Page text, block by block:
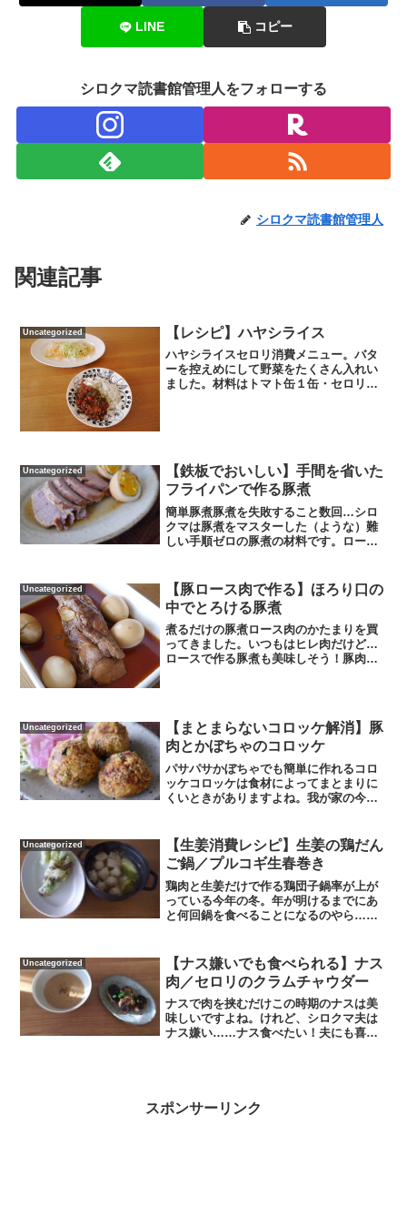
LINE コピー
シロクマ読書館管理人をフォローする
シロクマ読書館管理人
関連記事
Uncategorized 【レシピ】ハヤシライス
ハヤシライスセロリ消費メニュー。バタ
ーを控えめにして野菜をたくさん入れい
ました。材料はトマト缶１缶・セロリ５
Uncategorized
【鉄板でおいしい】手間を省いた
フライパンで作る豚煮
簡単豚煮豚煮を失敗すること数回…シロ
クマは豚煮をマスターした（ような）難
しい手順ゼロの豚煮の材料です。ロース
ンに水をたっぷり入れて、ロース固ま
り、長ネギの青い部分、しょ...
Uncategorized
【豚ロース肉で作る】ほろり口の
中でとろける豚煮
煮るだけの豚煮ロース肉のかたまりを買
ってきました。いつもはヒレ肉だけど…
ロースで作る豚煮も美味しそう！豚肉が
肉、しょうがの薄切り...
Uncategorized
【まとまらないコロッケ解消】豚
肉とかぼちゃのコロッケ
パサパサかぼちゃでも簡単に作れるコロ
ッケコロッケは食材によってまとまりに
くいときがありますよね。我が家の今回
を混ぜ合わせるタイミングでオリーブオ
イルを少量入れるとまとま...
Uncategorized
【生姜消費レシピ】生姜の鶏だん
ご鍋／プルコギ生春巻き
鶏肉と生姜だけで作る鶏団子鍋率が上が
っている今年の冬。年が明けるまでにあ
と何回鍋を食べることになるのやら…少
じ・鶏肉・生姜・卵。鶏団子作りから。
ボールに鶏ひき肉150g...
Uncategorized
【ナス嫌いでも食べられる】ナス
肉／セロリのクラムチャウダー
ナスで肉を挟むだけこの時期のナスは美
味しいですよね。けれど、シロクマ夫は
ナス嫌い……ナス食べたい！夫にも喜ん
スポンサーリンク